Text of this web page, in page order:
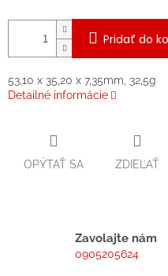
Pridať do
53,10 x 35,20 x 7,35mm, 32,5g
Detailné informácie
OPÝTAŤ SA ZDIEĽAŤ
Zavolajte nám
0905205624